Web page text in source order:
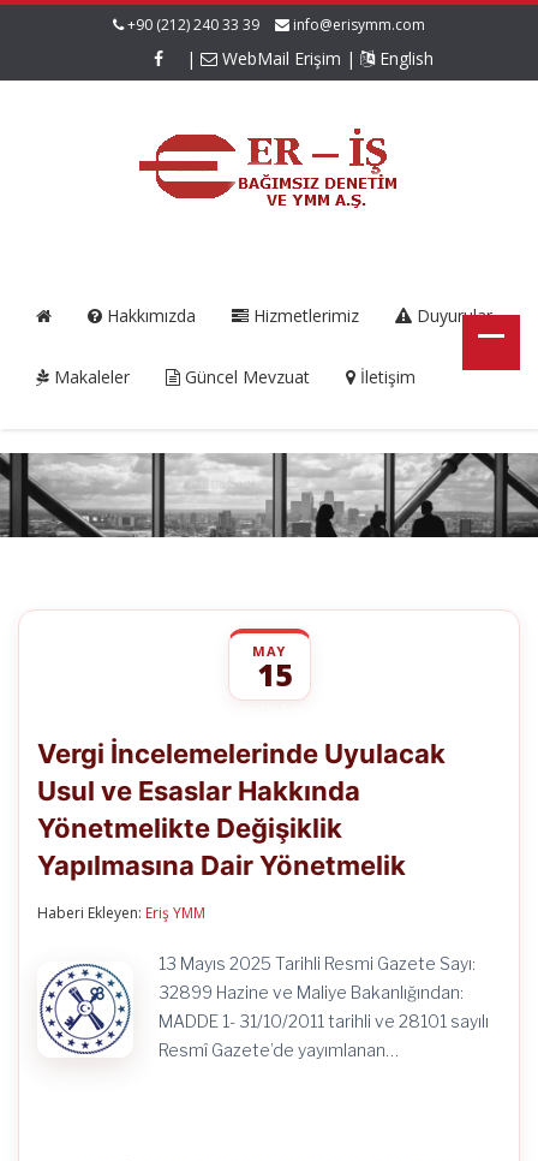
+90 (212) 240 33 39 info@erisymm.com
| WebMail Erişim | English
Hakkımızda Hizmetlerimiz Duyurular
Makaleler Güncel Mevzuat İletişim
MAY
15
Uyulacak
Usul
ve
Hakkında
Yönetmelikte
Değişiklik
için
Vergi İncelemelerinde Uyulacak
Usul ve Esaslar Hakkında
Yönetmelikte Değişiklik
Yapılmasına Dair Yönetmelik
Haberi Ekleyen: Eriş YMM
13 Mayıs 2025 Tarihli Resmi Gazete Sayı:
32899 Hazine ve Maliye Bakanlığından:
MADDE 1- 31/10/2011 tarihli ve 28101 sayılı
Resmî Gazete’de yayımlanan…